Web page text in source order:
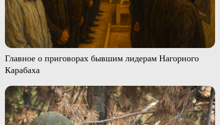
Главное о приговорах бывшим лидерам Нагорного
Карабаха